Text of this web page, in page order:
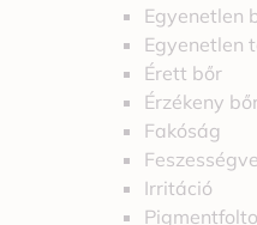
Egyenetlen
Egyenetlen
Érett bőr
Érzékeny
Fakóság
Irritáció